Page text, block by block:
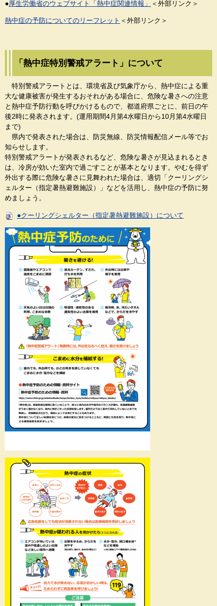
●厚生労働省のウェブサイト「熱中症関連情報」 ＜外部リンク＞
熱中症の予防についてのリーフレット ＜外部リンク＞
「熱中症特別警戒アラート」について
特別警戒アラートとは、環境省及び気象庁から、熱中症による重
大な健康被害が発生するおそれがある場合に、危険な暑さへの注意
と熱中症予防行動を呼びかけるもので、都道府県ごとに、前日の午
後2時に発表されます。(運用期間4月第4水曜日から10月第4水曜日
まで)
県内で発表された場合は、防災無線、防災情報配信メール等でお
知らせします。
特別警戒アラートが発表されるなど、危険な暑さが見込まれるとき
は、冷房が効いた室内で過ごすことが基本となります。やむを得ず
外出する際に危険な暑さに見舞われた場合は、適切「クーリングシ
ェルター（指定暑熱避難施設）」などを活用し、熱中症の予防に努
めましょう。
●クーリングシェルター（指定暑熱避難施設）について